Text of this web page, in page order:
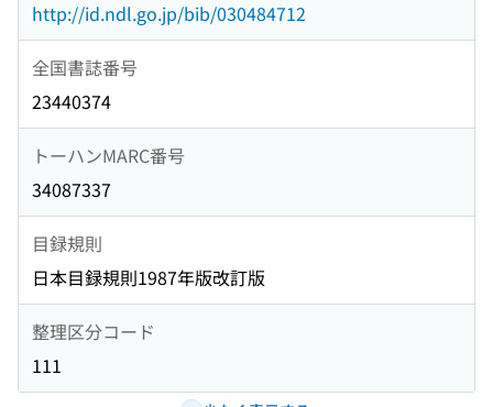
http://id.ndl.go.jp/bib/030484712
全国書誌番号
23440374
トーハンMARC番号
34087337
目録規則
日本目録規則1987年版改訂版
整理区分コード
111